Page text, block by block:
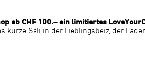
ab CHF 100.– ein limitiertes
Sali in der Lieblingsbeiz, der